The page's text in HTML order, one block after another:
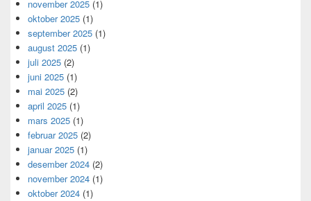
november 2025 (1)
oktober 2025 (1)
september 2025 (1)
august 2025 (1)
juli 2025 (2)
juni 2025 (1)
mai 2025 (2)
april 2025 (1)
mars 2025 (1)
februar 2025 (2)
januar 2025 (1)
desember 2024 (2)
november 2024 (1)
oktober 2024 (1)